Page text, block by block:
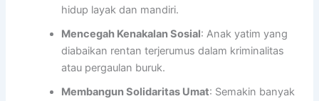
hidup layak dan mandiri.
Mencegah Kenakalan Sosial: Anak yatim yang
diabaikan rentan terjerumus dalam kriminalitas
atau pergaulan buruk.
Membangun Solidaritas Umat: Semakin banyak